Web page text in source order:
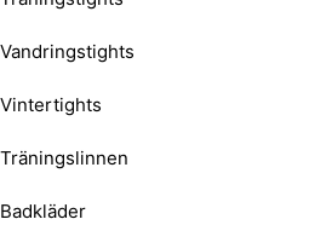
Vandringstights
Vintertights
Träningslinnen
Badkläder